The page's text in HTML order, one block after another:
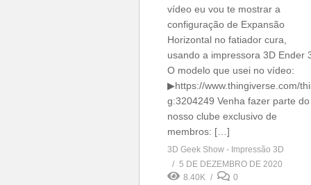
vídeo eu vou te mostrar a
configuração de Expansão
Horizontal no fatiador cura,
usando a impressora 3D Ender
O modelo que usei no vídeo:
▶https://www.thingiverse.com/
g:3204249 Venha fazer parte do
nosso clube exclusivo de
membros: […]
3D Geek Show - Impressão 3D
5 DE DEZEMBRO DE 2020
8.40K
0